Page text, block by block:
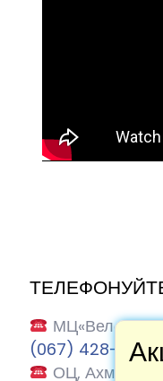
МЦ«Велес»
(067) 428-63-86
ОЦ, Ахматової